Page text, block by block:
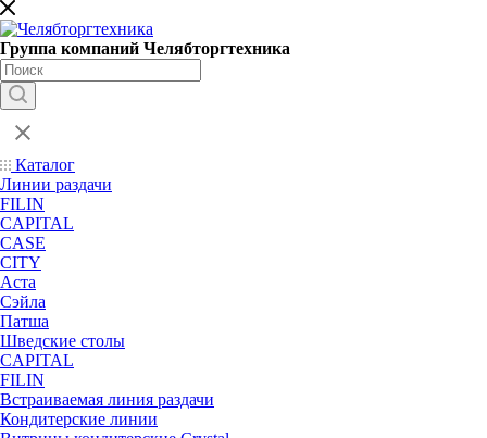
Группа компаний Челябторгтехника
Каталог
Линии раздачи
FILIN
CAPITAL
CASE
CITY
Аста
Сэйла
Патша
Шведские столы
CAPITAL
FILIN
Встраиваемая линия раздачи
Кондитерские линии